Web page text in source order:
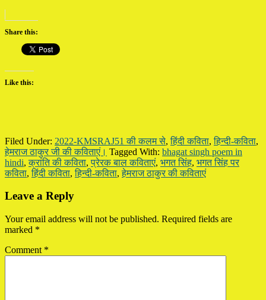
Share this:
Like this:
Filed Under: 2022-KMSRAJ51 की कलम से,हिंदी कविता,हिन्दी-कविता,
हेमराज ठाकुर जी की कविताएं। Tagged With: bhagat singh poem in
hindi,क्रांति की कविता,प्रेरक बाल कविताएं, भगत सिंह, भगत सिंह पर
कविता,हिंदी कविता,हिन्दी-कविता,हेमराज ठाकुर की कविताएं
Reader
Leave a Reply
Your email address will not be published. Required fields are
marked *
Comment *